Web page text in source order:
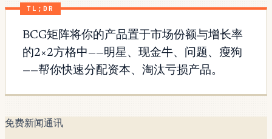
TL;DR
BCG矩阵将你的产品置于市场份额与增长率
的2×2方格中——明星、现金牛、问题、瘦狗
——帮你快速分配资本、淘汰亏损产品。
免费新闻通讯